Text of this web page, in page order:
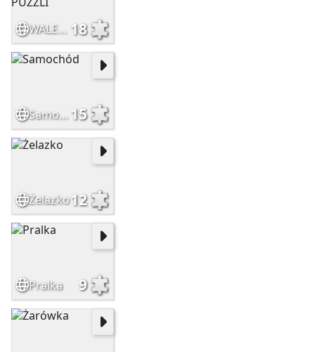
WALENTYNKI-OBRAZEK DO PUZZLI 18
Samochód 15
Żelazko12
Pralka 9